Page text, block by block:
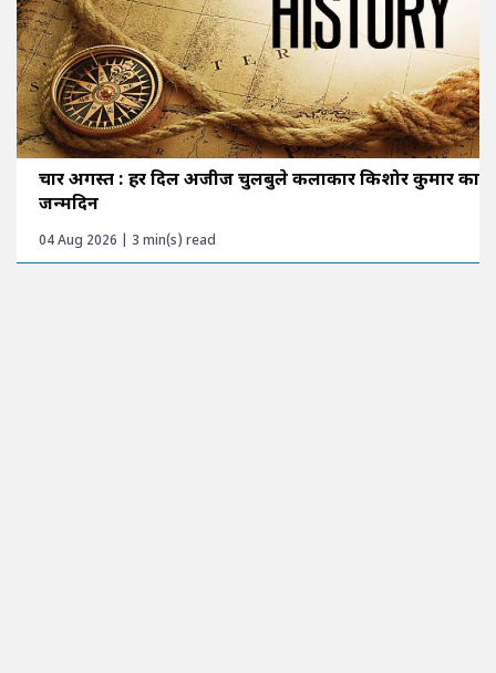
चार अगस्त : हर दिल अजीज चुलबुले कलाकार किशोर कुमार का
जन्मदिन
04 Aug 2026 | 3 min(s) read